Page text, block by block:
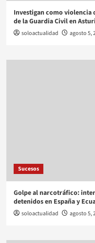
Investigan como violencia
de la Guardia Civil en
soloactualidad agosto 5,
Sucesos
Golpe al narcotráfico:
detenidos en España y
soloactualidad agosto 5,